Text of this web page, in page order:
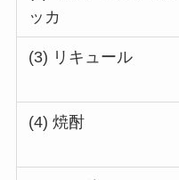
ッカ
(3) リキュール
(4) 焼酎